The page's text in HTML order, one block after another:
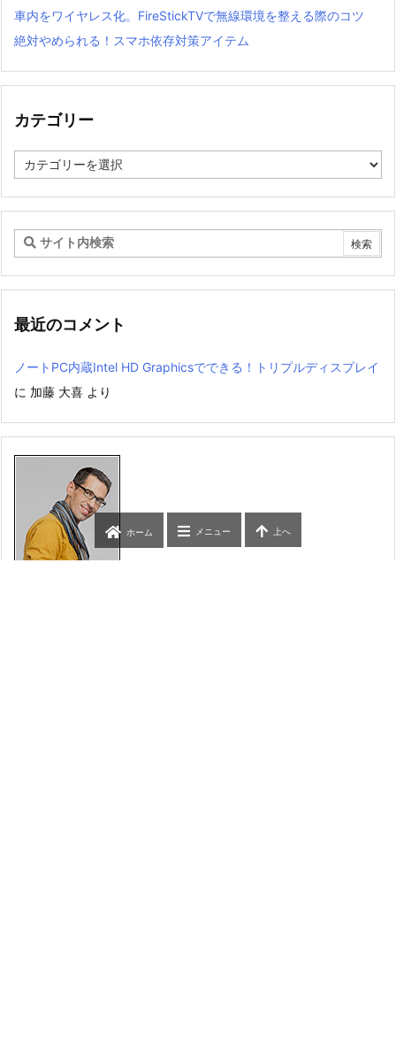
車内をワイヤレス化。FireStickTVで無線環境を整える際のコツ
絶対やめられる！スマホ依存対策アイテム
カテゴリー
テ
リ
最近のコメント
ノートPC内蔵Intel HD Graphicsでできる！トリプルディスプレイ
に 加藤 大喜 より
ホーム メニュー 上へ